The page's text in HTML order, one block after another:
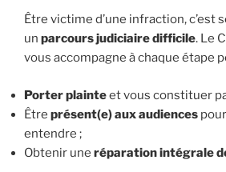
Être victime d’une infraction, c’est
un parcours judiciaire difficile. Le
vous accompagne à chaque étape
Porter plainteet vous constituer
Être présent(e) aux audiences
entendre ;
Obtenir une réparation intégrale